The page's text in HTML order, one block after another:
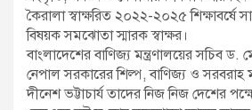
কৈরালা স্বাক্ষরিত ২০২২-২০২৫ শিক্ষাবর্ষে
বিষয়ক সমঝোতা স্মারক স্বাক্ষর।
বাংলাদেশের বাণিজ্য মন্ত্রণালয়ের সচিব
নেপাল সরকারের শিল্প, বাণিজ্য ও সরবরাহ
দীনেশ ভট্টাচার্য তাদের নিজ নিজ দেশের